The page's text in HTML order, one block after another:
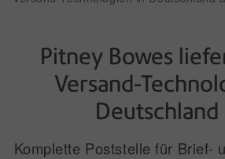
Pitney Bowes
Versand-
Deutschland
Komplette Poststelle für Brief-